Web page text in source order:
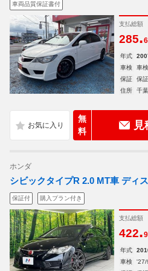
車両品質保証書付
支払総額
285.6
年式
車検
車
保証
保
住所
千
無
料
ホンダ
シビックタイプR 2.0 MT車 ディ
保証付 購入プラン付き
支払総額
422.9
年式
車検
'27/